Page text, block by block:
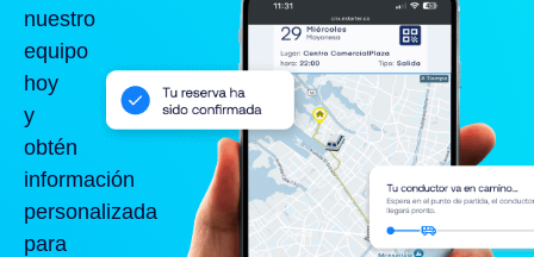
nuestro
equipo
hoy
y
obtén
información
personalizada
para